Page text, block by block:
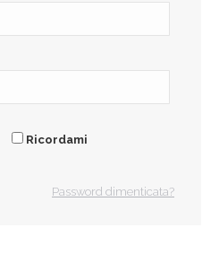
Ricordami
Password dimenticata?